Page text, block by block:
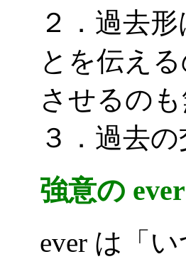
２．過去
とを伝え
させるのも
３．過去
強意の ever
ever は「